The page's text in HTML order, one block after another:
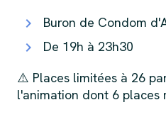
Buron de Condom
De 19h à 23h30
⚠️ Places limitées à 26
l'animation dont 6 places